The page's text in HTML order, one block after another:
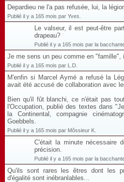
Depardieu ne l'a pas refusée, lui, la
Publié il y a 165 mois par Yves.
Le valseur, il est peut-être
drapeau?
Publié il y a 165 mois par la
Je me sens un peu comme en "famille",
Publié il y a 165 mois par L.D.
M'enfin si Marcel Aymé a refusé la
avait été accusé de collaboration avec
Bien qu'il fût blanchi, ce n'était pas
l'Occupation, publié des textes dans
la Continental, compagnie
Goebbels.
Publié il y a 165 mois par Môssieur K.
C'était la minute nécessaire
précision.
Publié il y a 165 mois par la
Qu'ils sont rares les êtres dont les
d'égalité sont inébranlables...